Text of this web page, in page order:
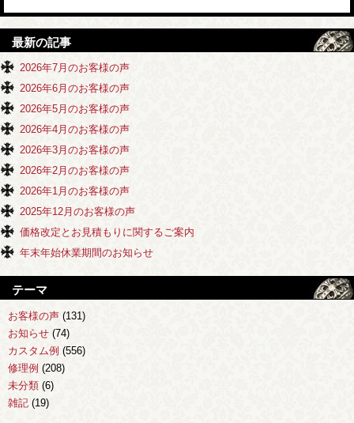
最新の記事
2026年7月のお客様の声
2026年6月のお客様の声
2026年5月のお客様の声
2026年4月のお客様の声
2026年3月のお客様の声
2026年2月のお客様の声
2026年1月のお客様の声
2025年12月のお客様の声
価格改定とお見積もりに関するご案内
年末年始休業期間のお知らせ
テーマ
お客様の声 (131)
お知らせ (74)
カスタム例 (556)
修理例 (208)
未分類 (6)
雑記 (19)